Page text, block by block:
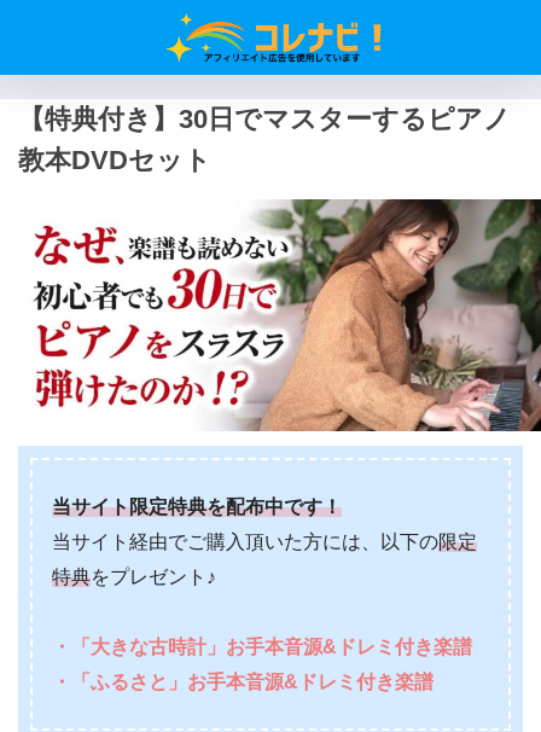
【特典付き】30日でマスターするピアノ
教本DVDセット
当サイト限定特典を配布中です！
当サイト経由でご購入頂いた方には、以下の限定
特典をプレゼント♪
・「大きな古時計」お手本音源&ドレミ付き楽譜
・「ふるさと」お手本音源&ドレミ付き楽譜